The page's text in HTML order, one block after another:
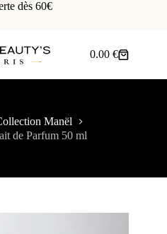
dès 60€
0.00€
Manël
de Parfum 50 ml